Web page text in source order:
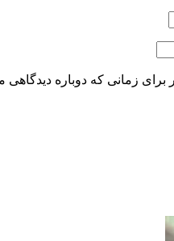
زمانی که دوباره